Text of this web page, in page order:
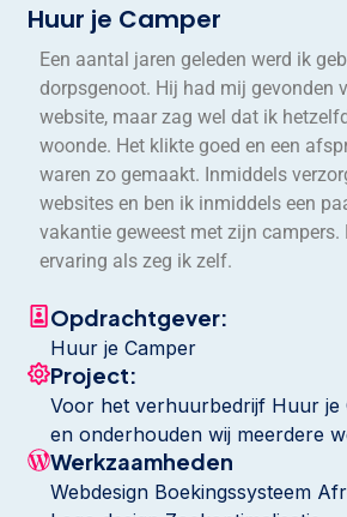
Huur je Camper
Een aantal jaren geleden werd ik
dorpsgenoot. Hij had mij gevonden
website, maar zag wel dat ik
woonde. Het klikte goed en een
waren zo gemaakt. Inmiddels
websites en ben ik inmiddels een
vakantie geweest met zijn campers.
ervaring als zeg ik zelf.
Opdrachtgever:
Huur je Camper
Project:
Voor het verhuurbedrijf Huur je
en onderhouden wij meerdere
Werkzaamheden
Webdesign Boekingssysteem